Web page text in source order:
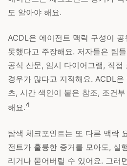
도 알아야 해요.
ACDL은 에이전트 맥락 구성이
못했다고 주장해요. 저자들은 팀
공식 산문, 임시 다이어그램, 직접
경우가 많다고 지적해요. ACDL
츠, 시간 색인이 붙은 참조, 조건
해요.4
탐색 체크포인트는 또 다른 맥락
전트가 훌륭한 증거를 모아도, 실
리거나 묻어버릴 수 있어요. 그러